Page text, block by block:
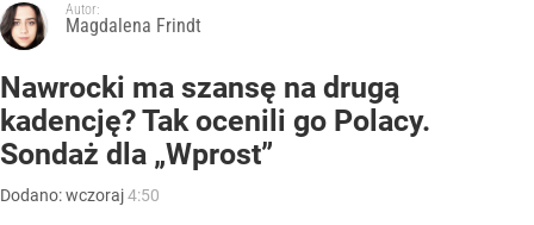
Autor:
Magdalena Frindt
Nawrocki ma szansę na drugą
kadencję? Tak ocenili go Polacy.
Sondaż dla „Wprost”
Dodano:wczoraj4:50